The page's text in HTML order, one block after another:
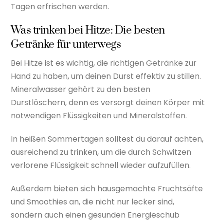
Tagen erfrischen werden.
Was trinken bei Hitze: Die besten
Getränke für unterwegs
Bei Hitze ist es wichtig, die richtigen Getränke zur
Hand zu haben, um deinen Durst effektiv zu stillen.
Mineralwasser gehört zu den besten
Durstlöschern, denn es versorgt deinen Körper mit
notwendigen Flüssigkeiten und Mineralstoffen.
In heißen Sommertagen solltest du darauf achten,
ausreichend zu trinken, um die durch Schwitzen
verlorene Flüssigkeit schnell wieder aufzufüllen.
Außerdem bieten sich hausgemachte Fruchtsäfte
und Smoothies an, die nicht nur lecker sind,
sondern auch einen gesunden Energieschub